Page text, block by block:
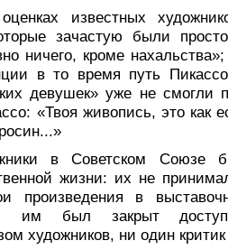
известных
зачастую были
ничего, кроме
в то время путь
девушек» уже не смогли
«Твоя живопись, это как
в Советском Союзе
жизни: их не
произведения в
им был закрыт
художников, ни один